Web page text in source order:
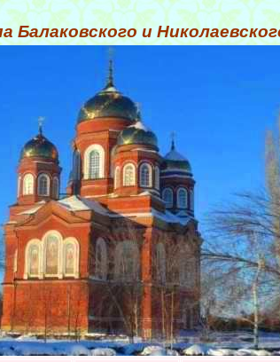
Балаковского и